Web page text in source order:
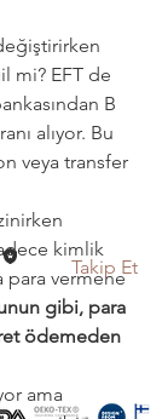
mi? EFT de
B
alıyor. Bu
veya transfer
kimlik
para vermene
gibi, para
ödemeden
ama
Takip Et